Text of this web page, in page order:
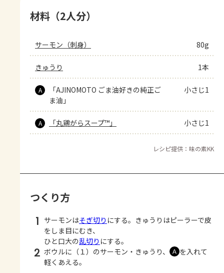
材料（2人分）
サーモン（刺身） 80g
きゅうり 1本
A
「AJINOMOTO ごま油好きの純正ご
ま油」
小さじ1
A 「丸鶏がらスープ™」 小さじ1
レシピ提供：味の素KK
つくり方
1 サーモンはそぎ切り にする。きゅうりはピーラーで皮
をしま目にむき、
ひと口大の乱切り にする。
2 ボウルに（１）のサーモン・きゅうり、 Ａ を入れて
軽くあえる。